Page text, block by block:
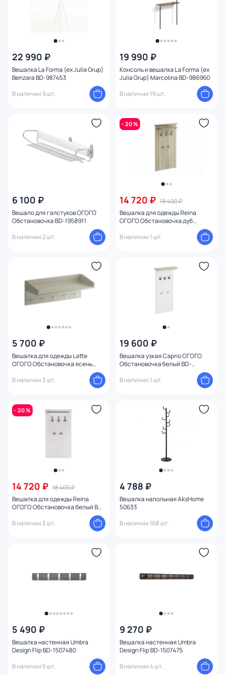
22 990 ₽
Вешалка La Forma (ex Julia Grup)
Benzara BD-987453
В наличии 9 шт.
19 990 ₽
Консоль и вешалка La Forma (ex
Julia Grup) Marcolina BD-986960
В наличии 19 шт.
6 100 ₽
Вешало для галстуков ОГОГО
Обстановочка BD-1958911
В наличии 2 шт.
- 20 %
14 720 ₽ 18 400 ₽
Вешалка для одежды Reina
ОГОГО Обстановочка дуб
В наличии 1 шт.
5 700 ₽
Вешалка для одежды Latte
ОГОГО Обстановочка ясень
В наличии 3 шт.
19 600 ₽
Вешалка узкая Caprio ОГОГО
Обстановочка белый BD-
В наличии 1 шт.
- 20 %
14 720 ₽ 18 400 ₽
Вешалка для одежды Reina
ОГОГО Обстановочка белый BD-
В наличии 3 шт.
4 788 ₽
Вешалка напольная AksHome
50633
В наличии 168 шт.
5 490 ₽
Вешалка настенная Umbra
Design Flip BD-1507480
В наличии 5 шт.
9 270 ₽
Вешалка настенная Umbra
Design Flip BD-1507475
В наличии 4 шт.